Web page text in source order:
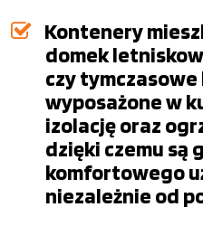
Kontenery
domek
czy tymczasowe
wyposażone w
izolację oraz
dzięki czemu są
komfortowego
niezależnie od